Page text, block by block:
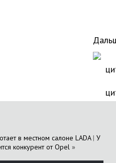
в местном салоне LADA| У
конкурент от Opel »